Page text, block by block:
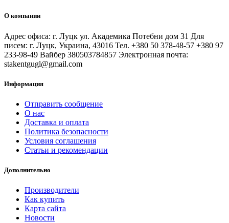
О компании
Адрес офиса: г. Луцк ул. Академика Потебни дом 31 Для
писем: г. Луцк, Украина, 43016 Тел. +380 50 378-48-57 +380 97
233-98-49 Вайбер 380503784857 Электронная почта:
stakentgugl@gmail.com
Информация
Отправить сообщение
О нас
Доставка и оплата
Политика безопасности
Условия соглашения
Статьи и рекомендации
Дополнительно
Производители
Как купить
Карта сайта
Новости